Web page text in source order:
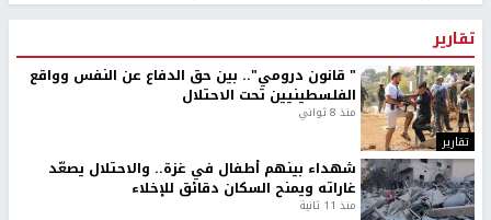
تقارير
تقارير
" قانون درومي".. بين حق الدفاع عن النفس وواقع
الفلسطينيين تحت الاحتلال
منذ 8 ثواني
شهداء بينهم أطفال في غزة.. والاحتلال يصعّد
غاراته ويمنح السكان دقائق للإخلاء
منذ 11 ثانية